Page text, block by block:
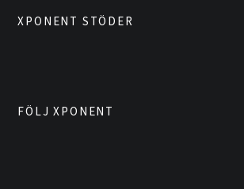
XPONENT STÖDER
FÖLJ XPONENT